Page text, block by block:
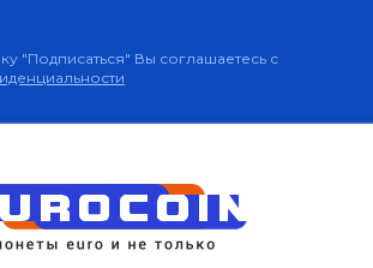
"Подписаться" Вы соглашаетесь с